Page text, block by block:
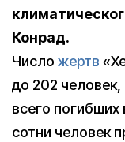
Конрад.
Число жертв
до 202 человек,
всего
сотни человек